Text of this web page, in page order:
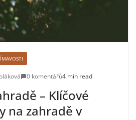
0 komentářů4 min read
– Klíčové
na zahradě v